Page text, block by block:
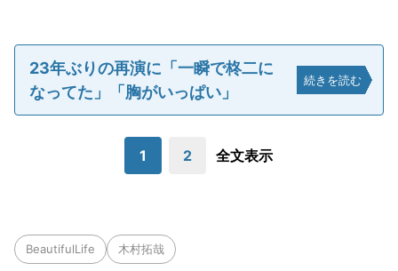
23年ぶりの再演に「一瞬で柊二に
なってた」「胸がいっぱい」
続きを読む
1 2 全文表示
BeautifulLife 木村拓哉